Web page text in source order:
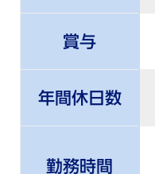
賞与
年間休日数
勤務時間